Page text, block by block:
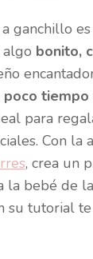
ganchillo
algo bonito,
tiempo
para
Con la
, crea un
la bebé de
su tutorial